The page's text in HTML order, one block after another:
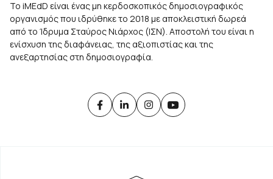
Το iMEdD είναι ένας μη κερδοσκοπικός δημοσιογραφικός
οργανισμός που ιδρύθηκε το 2018 με αποκλειστική δωρεά
από το Ίδρυμα Σταύρος Νιάρχος (ΙΣΝ). Αποστολή του είναι η
ενίσχυση της διαφάνειας, της αξιοπιστίας και της
ανεξαρτησίας στη δημοσιογραφία.